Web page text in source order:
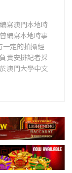
寫澳門本地時
編寫本地時事
一定的拍攝經
責安排記者採
澳門大學中文